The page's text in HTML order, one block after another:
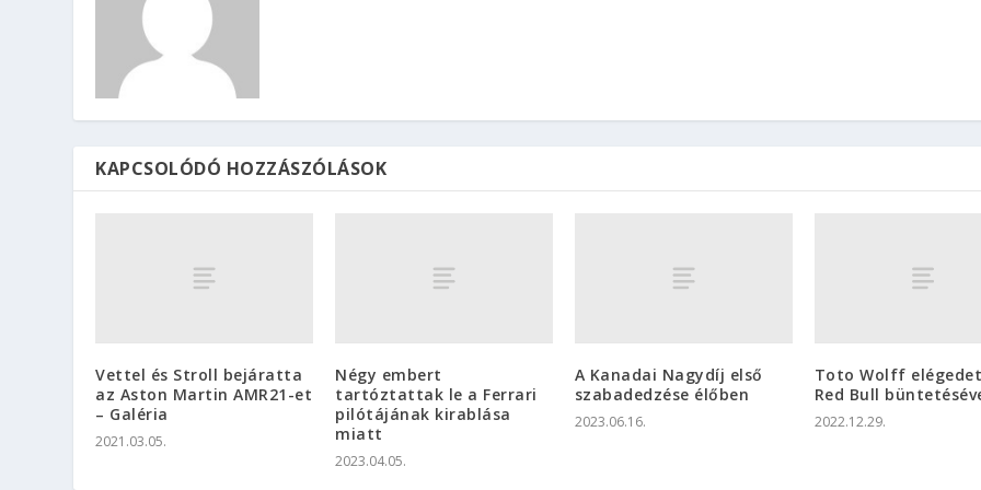
KAPCSOLÓDÓ HOZZÁSZÓLÁSOK
Vettel és Stroll bejáratta
az Aston Martin AMR21-et
– Galéria
2021.03.05.
Négy embert
tartóztattak le a Ferrari
pilótájának kirablása
miatt
2023.04.05.
A Kanadai Nagydíj első
szabadedzése élőben
2023.06.16.
Toto Wolff
Red Bull
2022.12.29.